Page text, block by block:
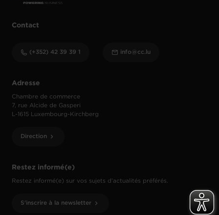
Restez informé(e)
Restez informé(e) sur vos sujets d’actualités préférés.
S'inscrire à la newsletter
Adresse
Chambre de commerce
7, rue Alcide de Gasperi
L-1615 Luxembourg-Kirchberg
Direction
Contact
(+352) 42 39 39 1 info@cc.lu